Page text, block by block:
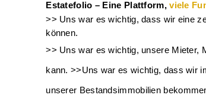
Estatefolio – Eine Plattform, viele
>> Uns war es wichtig, dass wir eine
können.
>> Uns war es wichtig, unsere Mieter,
kann. >>Uns war es wichtig, dass wir
unserer Bestandsimmobilien